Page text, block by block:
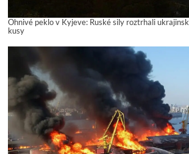
Ohnivé peklo v Kyjeve: Ruské sily roztrhali
kusy